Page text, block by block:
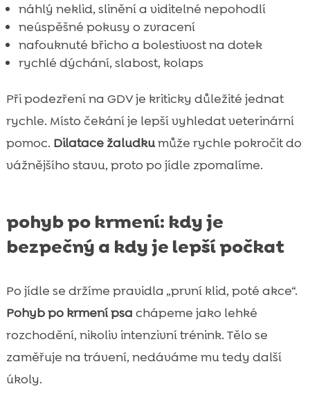
náhlý neklid, slinění a viditelné nepohodlí
neúspěšné pokusy o zvracení
nafouknuté břicho a bolestivost na dotek
rychlé dýchání, slabost, kolaps
Při podezření na GDV je kriticky důležité jednat
rychle. Místo čekání je lepší vyhledat veterinární
pomoc. Dilatace žaludkumůže rychle pokročit do
vážnějšího stavu, proto po jídle zpomalíme.
pohyb po krmení: kdy je
bezpečný a kdy je lepší počkat
Po jídle se držíme pravidla „první klid, poté akce“.
Pohyb po krmení psa chápeme jako lehké
rozchodění, nikoliv intenzivní trénink. Tělo se
zaměřuje na trávení, nedáváme mu tedy další
úkoly.